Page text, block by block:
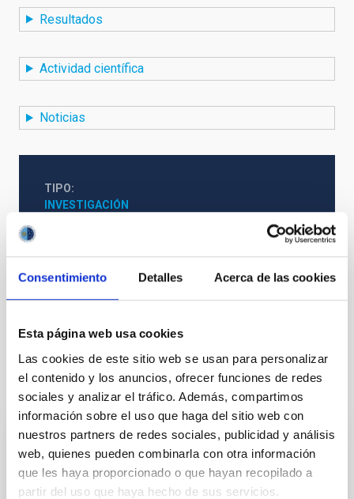
Consentimiento Detalles Acerca de las cookies
Esta página web usa cookies
Las cookies de este sitio web se usan para personalizar
el contenido y los anuncios, ofrecer funciones de redes
sociales y analizar el tráfico. Además, compartimos
información sobre el uso que haga del sitio web con
nuestros partners de redes sociales, publicidad y análisis
web, quienes pueden combinarla con otra información
que les haya proporcionado o que hayan recopilado a
partir del uso que haya hecho de sus servicios.
Resultados
Actividad científica
Noticias
TIPO
INVESTIGACIÓN
Te puede interesar
Centros de Galaxias a Escalas de Parsecs
y Técnicas de Alta Resolución Espacial